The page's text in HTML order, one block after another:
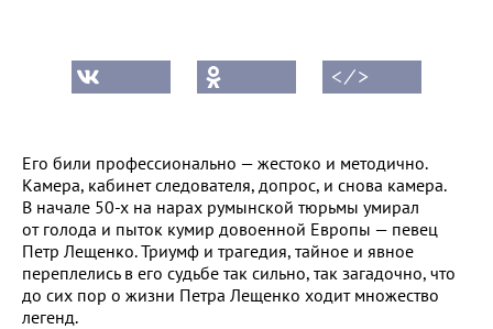
< ⁄ >
Его били профессионально — жестоко и методично.
Камера, кабинет следователя, допрос, и снова камера.
В начале 50-х на нарах румынской тюрьмы умирал
от голода и пыток кумир довоенной Европы — певец
Петр Лещенко. Триумф и трагедия, тайное и явное
переплелись в его судьбе так сильно, так загадочно, что
до сих пор о жизни Петра Лещенко ходит множество
легенд.